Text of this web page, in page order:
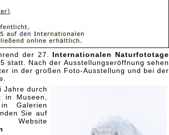
der 27. Internationalen Naturfototage
statt. Nach der Ausstellungseröffnung sehen
in der großen Foto-Ausstellung und bei der
Jahre durch
Museen,
Galerien
Sie auf